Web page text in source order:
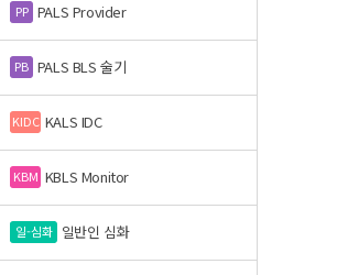
PP PALS Provider
PB PALS BLS 술기
KIDC KALS IDC
KBM KBLS Monitor
일-심화 일반인 심화